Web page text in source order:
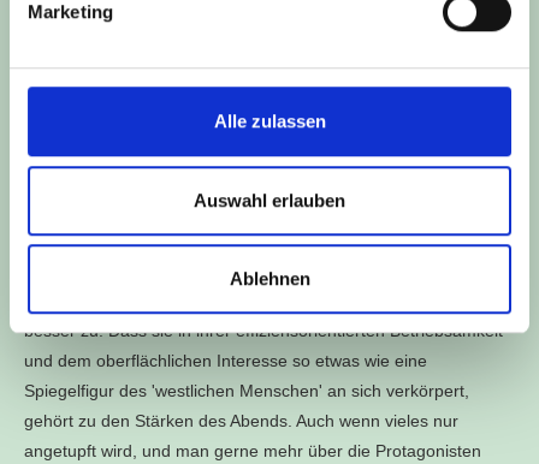
Marketing
Alle zulassen
Auswahl erlauben
Ablehnen
(...) wirkt die dritte Zusammenarbeit zwischen theater-
21. Jahrhundert abstrakter als die Vorgänger 'Seegang ins
Ungewisse – eine theatrale Reise' (2010) und 'Deutschland
privat - Lebenslage illegal' (2012). Weniger spielerisch und
Ambiente gesetzt, etwas zu additiv folgen die Erzählungen
aufeinander und werden nur gelegentlich von Fragen der
weißgoldenen Durchreisenden unterbrochen. Deren
besser zu. Dass sie in ihrer effiziensorientierten Betriebsamkeit
und dem oberflächlichen Interesse so etwas wie eine
Spiegelfigur des 'westlichen Menschen' an sich verkörpert,
gehört zu den Stärken des Abends. Auch wenn vieles nur
angetupft wird, und man gerne mehr über die Protagonisten